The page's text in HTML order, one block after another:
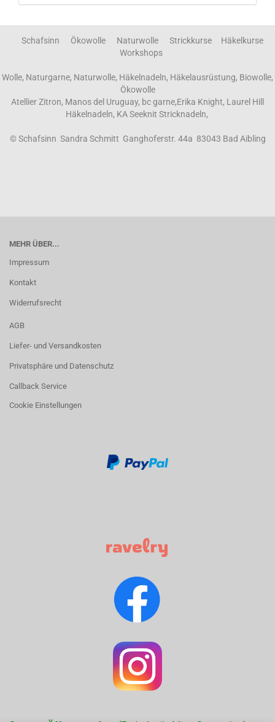
Schafsinn Ökowolle Naturwolle Strickkurse Häkelkurse
Workshops
Wolle, Naturgarne, Naturwolle, Häkelnadeln, Häkelausrüstung, Biowolle,
Ökowolle
Atellier Zitron, Manos del Uruguay, bc garne,Erika Knight, Laurel Hill
Häkelnadeln, KA Seeknit Stricknadeln,
© Schafsinn Sandra Schmitt Ganghoferstr. 44a 83043 Bad Aibling
MEHR ÜBER...
Impressum
Kontakt
Widerrufsrecht
AGB
Liefer- und Versandkosten
Privatsphäre und Datenschutz
Callback Service
Cookie Einstellungen